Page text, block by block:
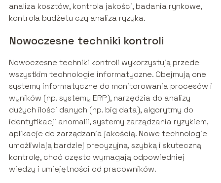
analiza kosztów, kontrola jakości, badania rynkowe,
kontrola budżetu czy analiza ryzyka.
Nowoczesne techniki kontroli
Nowoczesne techniki kontroli wykorzystują przede
wszystkim technologie informatyczne. Obejmują one
systemy informatyczne do monitorowania procesów i
wyników (np. systemy ERP), narzędzia do analizy
dużych ilości danych (np. big data), algorytmy do
identyfikacji anomalii, systemy zarządzania ryzykiem,
aplikacje do zarządzania jakością. Nowe technologie
umożliwiają bardziej precyzyjną, szybką i skuteczną
kontrolę, choć często wymagają odpowiedniej
wiedzy i umiejętności od pracowników.